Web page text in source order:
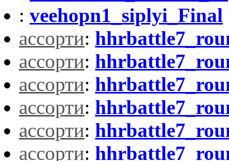
: veehopn1_siplyi_Final
ассорти:
ассорти:
ассорти:
ассорти:
ассорти:
ассорти: